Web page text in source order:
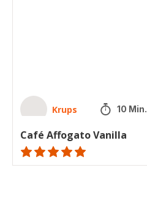
Krups 10 Min.
Café Affogato Vanilla
ratings.NaN